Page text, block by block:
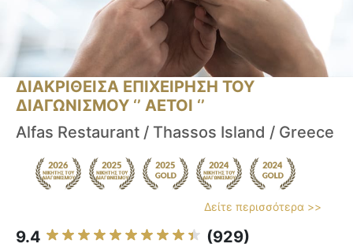
ΔΙΑΚΡΙΘΕΙΣΑ ΕΠΙΧΕΙΡΗΣΗ ΤΟΥ
ΔΙΑΓΩΝΙΣΜΟΥ ‘’ ΑΕΤΟΙ ‘’
Alfas Restaurant / Thassos Island / Greece
Δείτε περισσότερα >>
9.4 (929)